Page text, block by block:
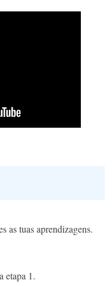
as tuas aprendizagens.
etapa 1.